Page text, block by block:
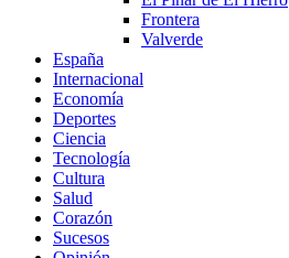
Frontera
Valverde
España
Internacional
Economía
Deportes
Ciencia
Tecnología
Cultura
Salud
Corazón
Sucesos